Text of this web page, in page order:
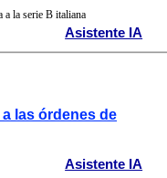
a la serie B italiana
Asistente IA
las órdenes de
Asistente IA